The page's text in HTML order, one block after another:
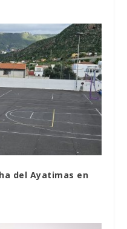
del Ayatimas en